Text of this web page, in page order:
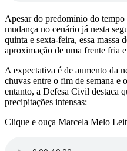
Apesar do predomínio do
mudança no cenário já nesta
quinta e sexta-feira, essa massa
aproximação de uma frente fria
A expectativa é de aumento da
chuvas entre o fim de semana
entanto, a Defesa Civil destaca
precipitações intensas:
Clique e ouça Marcela Melo